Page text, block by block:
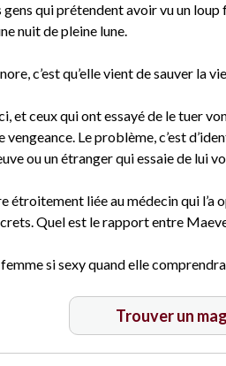
gens qui prétendent avoir vu un
nuit de pleine lune.
c’est qu’elle vient de sauver la
et ceux qui ont essayé de le tuer
Le problème, c’est
ou un étranger qui essaie de lui
étroitement liée au médecin qui
Quel est le rapport entre
si sexy quand elle comprendra
Trouver un